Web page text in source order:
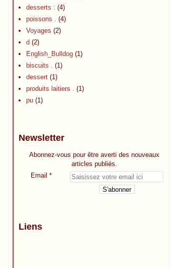
desserts : (4)
poissons . (4)
Voyages (2)
d (2)
English_Bulldog (1)
biscuits . (1)
dessert (1)
produits laitiers . (1)
pu (1)
Newsletter
Abonnez-vous pour être averti des nouveaux
articles publiés.
Email
Liens